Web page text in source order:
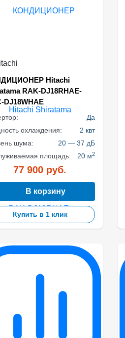
Hitachi
RAK-DJ18RHAE-
DJ18WHAE
Да
охлаждения:
2 квт
шума:
20 — 37 дБ
площадь:
20 м2
77 900 руб.
В корзину
Купить в 1 клик